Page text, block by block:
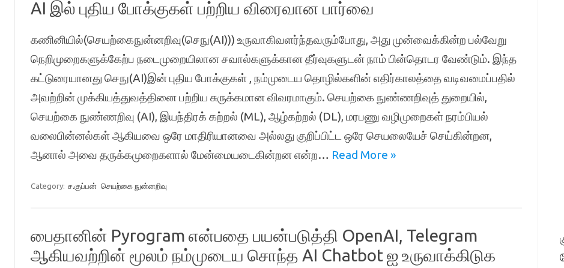
AI இல் புதிய போக்குகள் பற்றிய விரைவான பார்வை
கணினியில்(செயற்கைநுன்னறிவு(செநு(AI))) உருவாகிவளர்ந்தவரும்போது, அது முன்வைக்கின்ற பல்வேறு
நெறிமுறைகளுக்கேற்ப நடைமுறையிலான சவால்களுக்கான தீர்வுகளுடன் நாம் பின்தொடர வேண்டும். இந்த
கட்டுரையானது செநு(AI)இன் புதிய போக்குகள் , நம்முடைய தொழில்களின் எதிர்காலத்தை வடிவமைப்பதில்
அவற்றின் முக்கியத்துவத்தினை பற்றிய சுருக்கமான விவரமாகும். செயற்கை நுண்ணறிவுத் துறையில்,
செயற்கை நுண்ணறிவு (AI), இயந்திரக் கற்றல் (ML), ஆழ்கற்றல் (DL), மரபணு வழிமுறைகள் நரம்பியல்
வலைபின்னல்கள் ஆகியவை ஒரே மாதிரியானவை அல்லது குறிப்பிட்ட ஒரே செயலையேச் செய்கின்றன,
ஆனால் அவை தருக்கமுறைகளால் மேன்மையடைகின்றன என்ற… Read More »
Category: ச.குப்பன் செயற்கை நுன்னறிவு
பைதானின் Pyrogram என்பதை பயன்படுத்தி OpenAI, Telegram
ஆகியவற்றின் மூலம் நம்முடைய சொந்த AI Chatbot ஐ உருவாக்கிடுக